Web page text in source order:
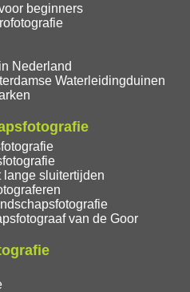
beginners
Nederland
Waterleidingduinen
lange sluitertijden
van de Goor